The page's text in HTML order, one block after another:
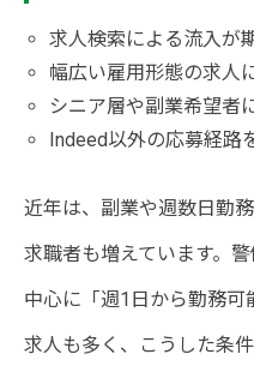
求人検索による流入が
幅広い雇用形態の求人
シニア層や副業希望者
Indeed以外の応募経路
近年は、副業や週数日勤
求職者も増えています。
中心に「週1日から勤務可
求人も多く、こうした条